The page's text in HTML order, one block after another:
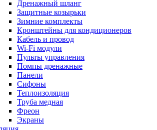
Дренажный шланг
Защитные козырьки
Зимние комплекты
Кронштейны для кондиционеров
Кабель и провод
Wi-Fi модули
Пульты управления
Помпы дренажные
Панели
Сифоны
Теплоизоляция
Труба медная
Фреон
Экраны